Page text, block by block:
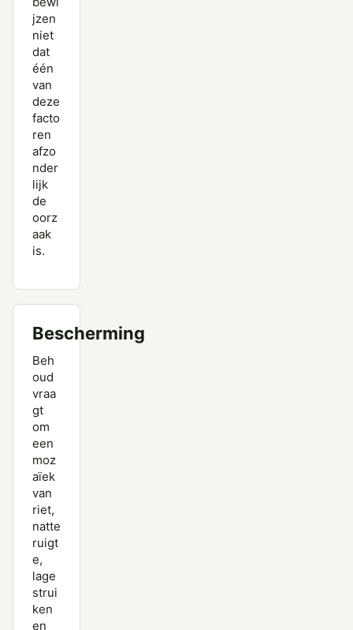
jzen
niet
dat
één
van
deze
facto
ren
afzo
nder
lijk
de
oorz
aak
is.
Bescherming
Beh
oud
vraa
gt
om
een
moz
aïek
van
riet,
natte
ruigt
e,
lage
strui
ken
en